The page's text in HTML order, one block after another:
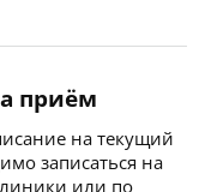
приём
на текущий
записаться на
или по